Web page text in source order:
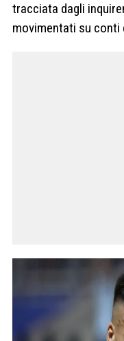
tracciata dagli
movimentati su conti